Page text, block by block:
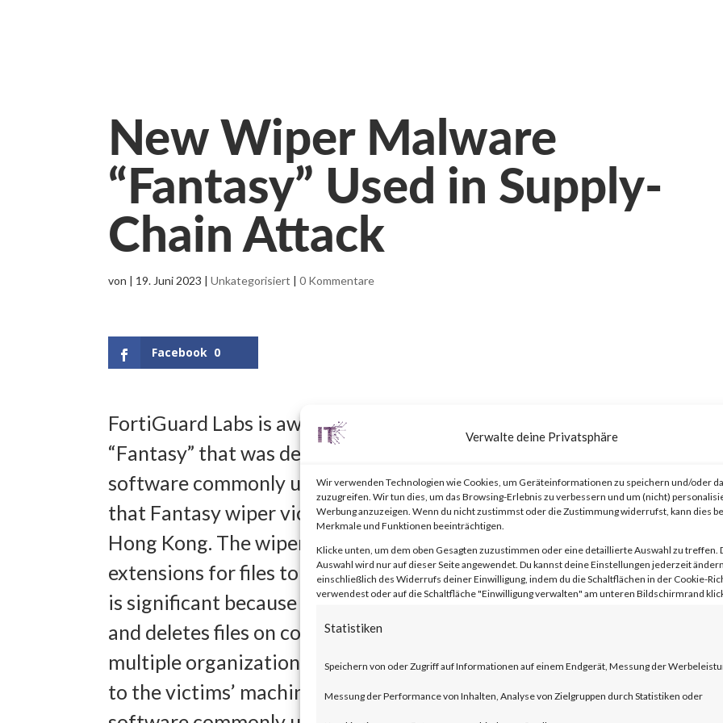
Verwalte deine Privatsphäre
Wir verwenden Technologien wie Cookies, um Geräteinformationen zu speichern und/oder
zuzugreifen. Wir tun dies, um das Browsing-Erlebnis zu verbessern und um (nicht)
Werbung anzuzeigen. Wenn du nicht zustimmst oder die Zustimmung widerrufst, kann dies
Merkmale und Funktionen beeinträchtigen.
Klicke unten, um dem oben Gesagten zuzustimmen oder eine detaillierte Auswahl zu treffen.
Auswahl wird nur auf dieser Seite angewendet. Du kannst deine Einstellungen jederzeit ändern,
einschließlich des Widerrufs deiner Einwilligung, indem du die Schaltflächen in der Cookie-
verwendest oder auf die Schaltfläche "Einwilligung verwalten" am unteren Bildschirmrand
Statistiken
Speichern von oder Zugriff auf Informationen auf einem Endgerät, Messung der
Messung der Performance von Inhalten, Analyse von Zielgruppen durch Statistiken oder
New Wiper Malware
“Fantasy” Used in Supply-
Chain Attack
von | 19. Juni 2023 |Unkategorisiert |0 Kommentare
Facebook 0
FortiGuard Labs is aware of a report that a new wiper malware
“Fantasy” that was deployed by potentially leveraging an unidentified
software commonly used in the diamond industry. The report states
that Fantasy wiper victims were observed in South Africa, Israel, and
Hong Kong. The wiper malware reportedly targets over 300 file
extensions for files to overwrite and delete.Why is this
is significant because Fantasy is a new wiper malware that
and deletes files on compromised machines and have victimized
multiple organizations. Fantasy wiper is believed to have been
to the victims’ machines through update mechanism of an unidentified